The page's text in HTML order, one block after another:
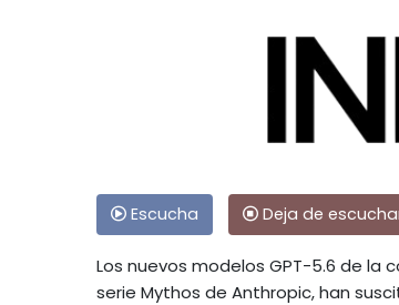
Escucha Deja de
Los nuevos modelos GPT-5.6 de la
serie Mythos de Anthropic, han